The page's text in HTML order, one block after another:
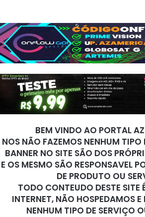
BEM VINDO AO PORTAL
NOS NÃO FAZEMOS NENHUM TIPO
BANNER NO SITE SÃO DOS
E OS MESMO SÃO RESPONSAVEL
DE PRODUTO OU
TODO CONTEUDO DESTE SITE
INTERNET, NÃO HOSPEDAMOS
NENHUM TIPO DE SERVIÇO